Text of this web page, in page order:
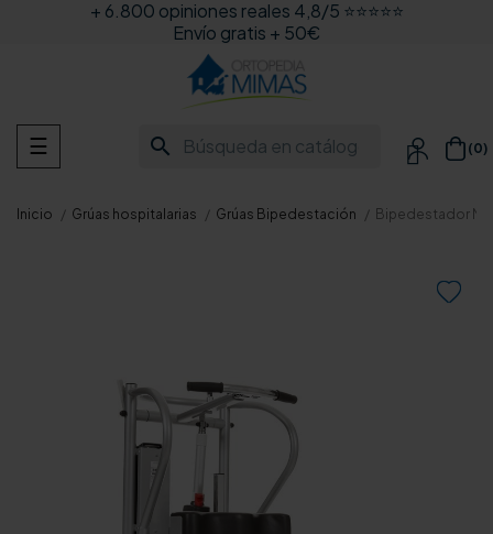
+ 6.800 opiniones reales 4,8/5 ⭐⭐⭐⭐⭐
Envío gratis + 50€
search  (0)
Navegación
de
☰
Inicio Grúas hospitalarias Grúas Bipedestación Bipedestador
